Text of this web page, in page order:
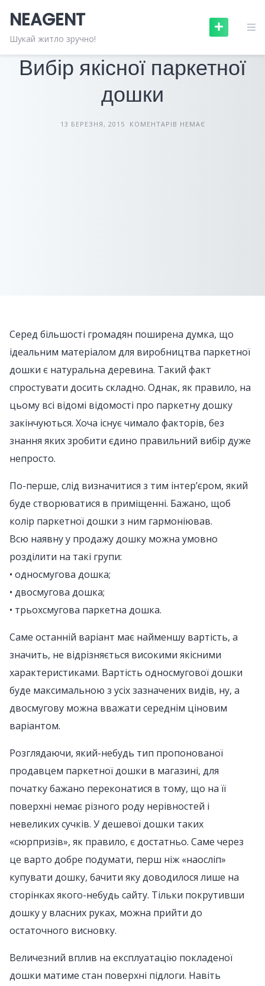
content
NEAGENT
Шукай житло зручно!БУДІВЕЛЬНІ МАТЕРІАЛИ
Вибір якісної паркетної
дошки
13 БЕРЕЗНЯ, 2015 КОМЕНТАРІВ НЕМАЄ
Серед більшості громадян поширена думка, що
ідеальним матеріалом для виробництва паркетної
дошки є натуральна деревина. Такий факт
спростувати досить складно. Однак, як правило, на
цьому всі відомі відомості про паркетну дошку
закінчуються. Хоча існує чимало факторів, без
знання яких зробити єдино правильний вибір дуже
непросто.
По-перше, слід визначитися з тим інтер’єром, який
буде створюватися в приміщенні. Бажано, щоб
колір паркетної дошки з ним гармоніював.
Всю наявну у продажу дошку можна умовно
розділити на такі групи:
• односмугова дошка;
• двосмугова дошка;
• трьохсмугова паркетна дошка.
Саме останній варіант має найменшу вартість, а
значить, не відрізняється високими якісними
характеристиками. Вартість односмугової дошки
буде максимальною з усіх зазначених видів, ну, а
двосмугову можна вважати середнім ціновим
варіантом.
Розглядаючи, який-небудь тип пропонованої
продавцем паркетної дошки в магазині, для
початку бажано переконатися в тому, що на її
поверхні немає різного роду нерівностей і
невеликих сучків. У дешевої дошки таких
«сюрпризів», як правило, є достатньо. Саме через
це варто добре подумати, перш ніж «наосліп»
купувати дошку, бачити яку доводилося лише на
сторінках якого-небудь сайту. Тільки покрутивши
дошку у власних руках, можна прийти до
остаточного висновку.
Величезний вплив на експлуатацію покладеної
дошки матиме стан поверхні підлоги. Навіть